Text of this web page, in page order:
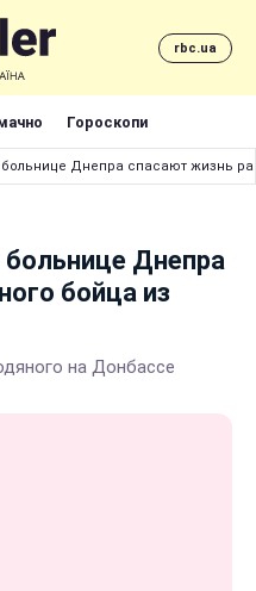
rbc.ua
Гороскопи
Днепра спасают жизнь
Днепра
бойца из
на Донбассе